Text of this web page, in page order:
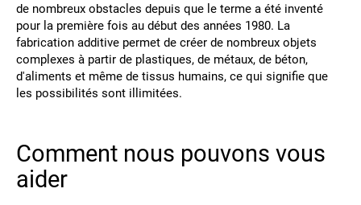
de nombreux obstacles depuis que le terme a été inventé
pour la première fois au début des années 1980. La
fabrication additive permet de créer de nombreux objets
complexes à partir de plastiques, de métaux, de béton,
d'aliments et même de tissus humains, ce qui signifie que
les possibilités sont illimitées.
Comment nous pouvons vous
aider